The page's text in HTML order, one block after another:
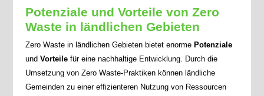
Potenziale und Vorteile von Zero
Waste in ländlichen Gebieten
Zero Waste in ländlichen Gebieten bietet enorme Potenziale
und Vorteilefür eine nachhaltige Entwicklung. Durch die
Umsetzung von Zero Waste-Praktiken können ländliche
Gemeinden zu einer effizienteren Nutzung von Ressourcen